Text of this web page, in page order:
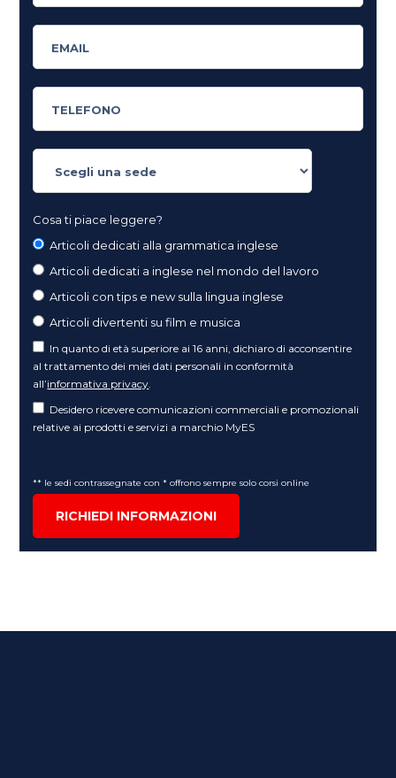
Cosa ti piace leggere?
Articoli dedicati alla grammatica inglese
Articoli dedicati a inglese nel mondo del lavoro
Articoli con tips e new sulla lingua inglese
Articoli divertenti su film e musica
In quanto di età superiore ai 16 anni, dichiaro di acconsentire
al trattamento dei miei dati personali in conformità
all’informativa privacy
Desidero ricevere comunicazioni commerciali e promozionali
relative ai prodotti e servizi a marchio MyES
** le sedi contrassegnate con * offrono sempre solo corsi online
RICHIEDI INFORMAZIONI